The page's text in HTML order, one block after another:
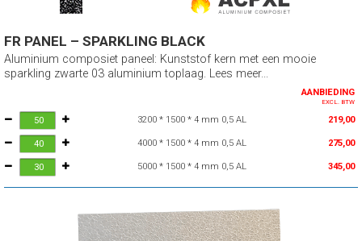
FR PANEL – SPARKLING BLACK
Aluminium composiet paneel: Kunststof kern met een mooie
sparkling zwarte 03 aluminium toplaag. Lees meer...
AANBIEDING
EXCL. BTW
3200 * 1500 * 4 mm 0,5 AL 219,00
4000 * 1500 * 4 mm 0,5 AL 275,00
5000 * 1500 * 4 mm 0,5 AL 345,00